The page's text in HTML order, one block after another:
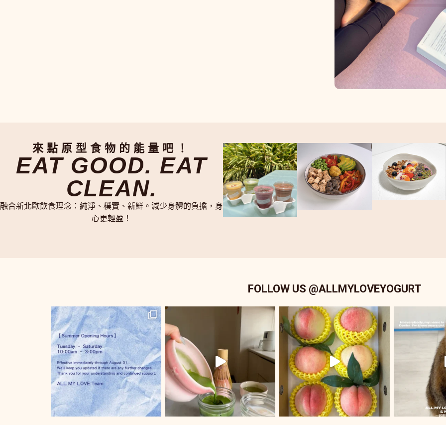
來點原型食物的能量吧！
EAT GOOD. EAT
CLEAN.
融合新北歐飲食理念：純淨、樸實、新鮮。減少身體的負擔，身
心更輕盈！
FOLLOW US @ALLMYLOVEYOGURT